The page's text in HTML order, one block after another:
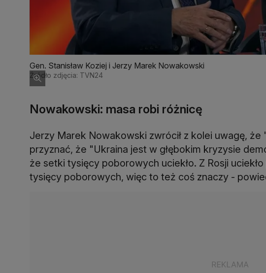
Gen. Stanisław Koziej i Jerzy Marek Nowakowski
Źródło zdjęcia: TVN24
Nowakowski: masa robi różnicę
Jerzy Marek Nowakowski zwrócił z kolei uwagę,
przyznać, że "Ukraina jest w głębokim kryzysie
że setki tysięcy poborowych uciekło. Z Rosji
tysięcy poborowych, więc to też coś znaczy -